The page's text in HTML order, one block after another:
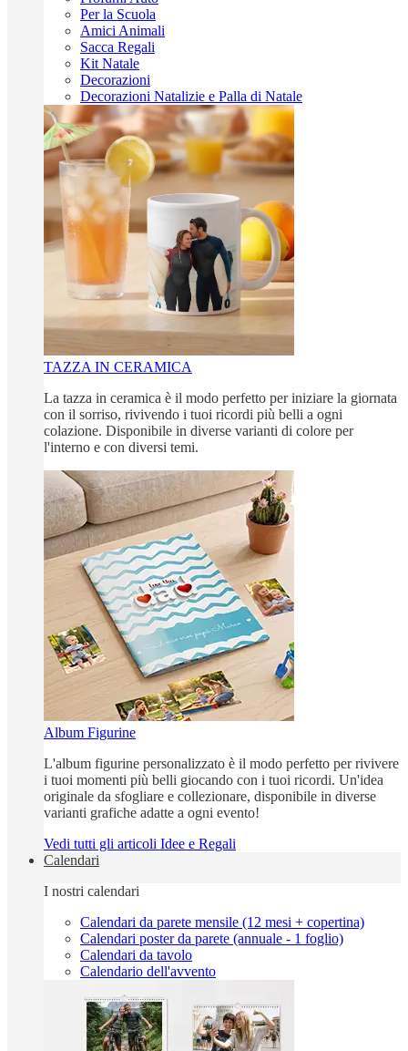
Per la Scuola
Amici Animali
Sacca Regali
Kit Natale
Decorazioni
Decorazioni Natalizie e Palla di Natale
TAZZA IN CERAMICA
La tazza in ceramica è il modo perfetto per iniziare la giornata
con il sorriso, rivivendo i tuoi ricordi più belli a ogni
colazione. Disponibile in diverse varianti di colore per
l'interno e con diversi temi.
Album Figurine
L'album figurine personalizzato è il modo perfetto per rivivere
i tuoi momenti più belli giocando con i tuoi ricordi. Un'idea
originale da sfogliare e collezionare, disponibile in diverse
varianti grafiche adatte a ogni evento!
Vedi tutti gli articoli Idee e Regali
Calendari
I nostri calendari
Calendari da parete mensile (12 mesi + copertina)
Calendari poster da parete (annuale - 1 foglio)
Calendari da tavolo
Calendario dell'avvento